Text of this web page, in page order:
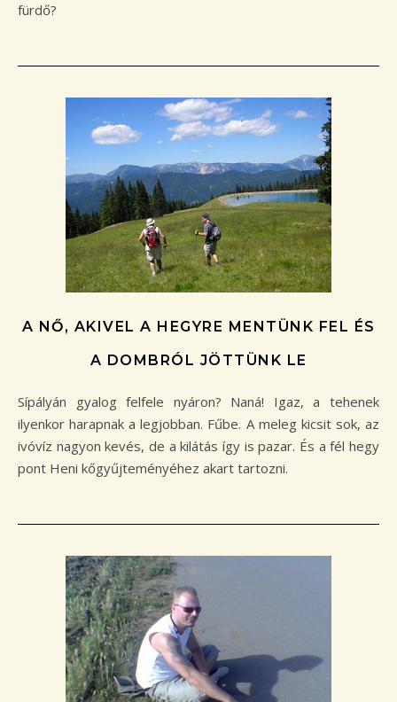
fürdő?
A NŐ, AKIVEL A HEGYRE MENTÜNK FEL ÉS
A DOMBRÓL JÖTTÜNK LE
Sípályán gyalog felfele nyáron? Naná! Igaz, a tehenek
ilyenkor harapnak a legjobban. Fűbe. A meleg kicsit sok, az
ivóvíz nagyon kevés, de a kilátás így is pazar. És a fél hegy
pont Heni kőgyűjteményéhez akart tartozni.